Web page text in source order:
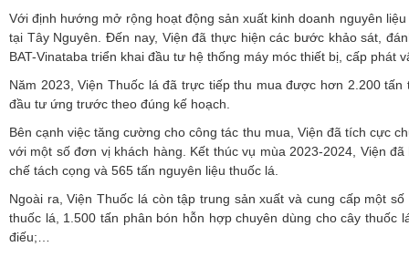
Với định hướng mở rộng hoạt động sản xuất kinh doanh nguyên
tại Tây Nguyên. Đến nay, Viện đã thực hiện các bước khảo sát,
BAT-Vinataba triển khai đầu tư hệ thống máy móc thiết bị, cấp
Năm 2023, Viện Thuốc lá đã trực tiếp thu mua được hơn 2.200
đầu tư ứng trước theo đúng kế hoạch.
Bên cạnh việc tăng cường cho công tác thu mua, Viện đã tích cực
với một số đơn vị khách hàng. Kết thúc vụ mùa 2023-2024, Viện
chế tách cọng và 565 tấn nguyên liệu thuốc lá.
Ngoài ra, Viện Thuốc lá còn tập trung sản xuất và cung cấp một
thuốc lá, 1.500 tấn phân bón hỗn hợp chuyên dùng cho cây
điếu;…